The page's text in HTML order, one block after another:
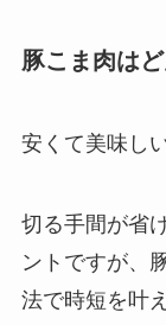
豚こま肉は
安くて美味し
切る手間が省
ントですが、
法で時短を叶